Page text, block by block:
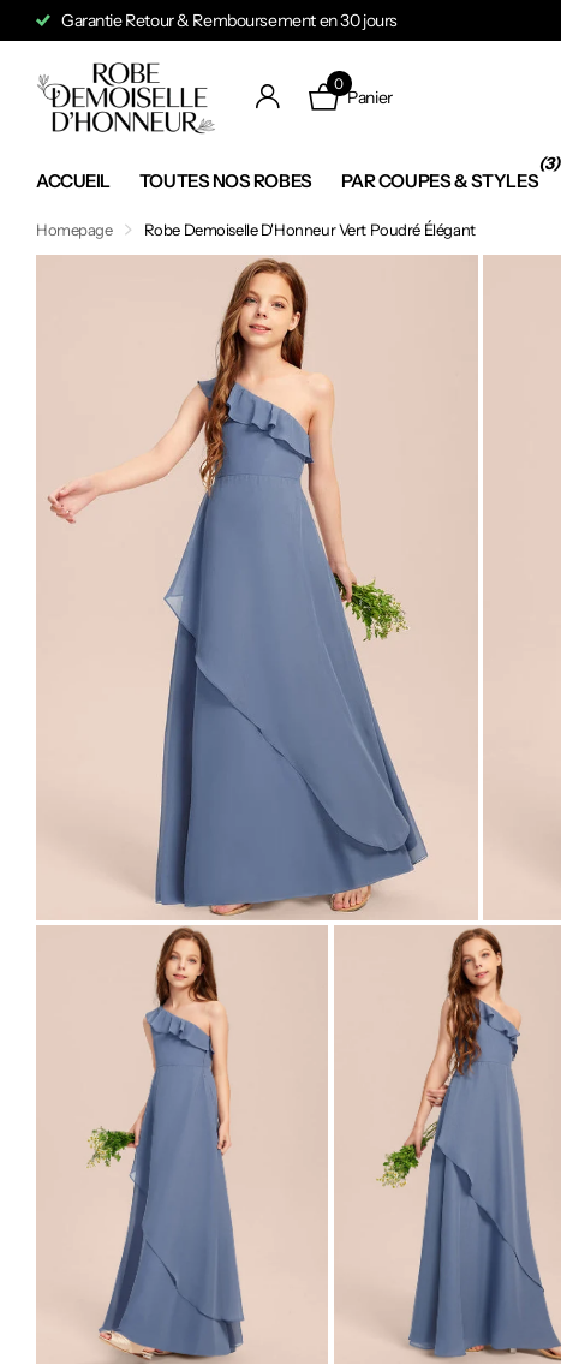
Garantie Retour & Remboursement en 30 jours
0
Panier
ACCUEIL TOUTES NOS ROBES PAR COUPES & STYLES
(3)
Homepage Robe Demoiselle D'Honneur Vert Poudré Élégant